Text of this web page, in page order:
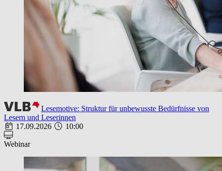
Lesemotive: Struktur für unbewusste Bedürfnisse von
Lesern und Leserinnen
17.09.2026
10:00
Webinar